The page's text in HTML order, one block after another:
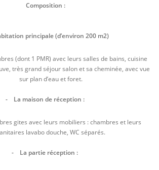
Composition :
principale (d’environ 200 m2)
(dont 1 PMR) avec leurs salles de bains, cuisine
très grand séjour salon et sa cheminée, avec vue
sur plan d’eau et foret.
- La maison de réception :
gites avec leurs mobiliers : chambres et leurs
lavabo douche, WC séparés.
- La partie réception :